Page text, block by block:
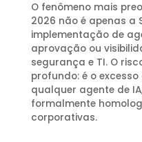
O fenômeno mais
2026 não é apenas a
implementação de
aprovação ou
segurança e TI. O
profundo: é o
qualquer agente de
formalmente
corporativas.